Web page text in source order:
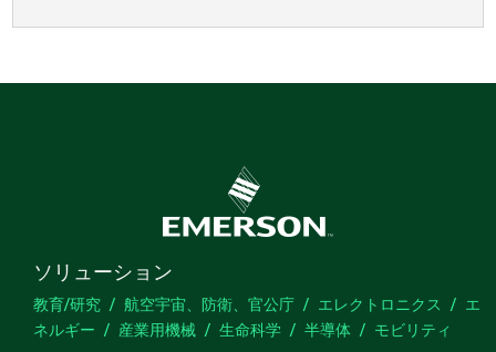
ソリューション
教育/研究 航空宇宙、防衛、官公庁 エレクトロニクス
エ
ネルギー
産業用機械 生命科学 半導体 モビリティ